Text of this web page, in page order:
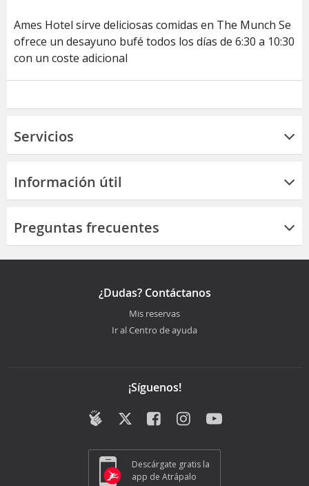
Ames Hotel sirve deliciosas comidas en The Munch Se
ofrece un desayuno bufé todos los días de 6:30 a 10:30
con un coste adicional
Servicios
Información útil
Preguntas frecuentes
¿Dudas? Contáctanos
Mis reservas
Ir al Centro de ayuda
¡Síguenos!
Descárgate gratis la
app de Atrápalo